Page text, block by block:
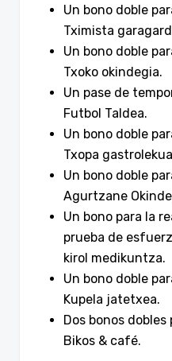
Un bono doble
Tximista
Un bono doble
Txoko okindegia.
Un pase de
Futbol Taldea.
Un bono doble
Txopa
Un bono doble
Agurtzane
Un bono para la
prueba de
kirol medikuntza.
Un bono doble
Kupela jatetxea.
Dos bonos
Bikos & café.